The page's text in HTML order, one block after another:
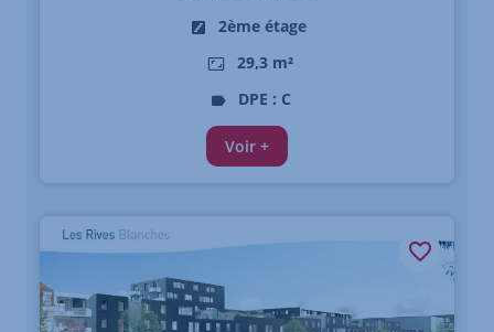
2ème étage
29,3 m²
DPE : C
Voir +